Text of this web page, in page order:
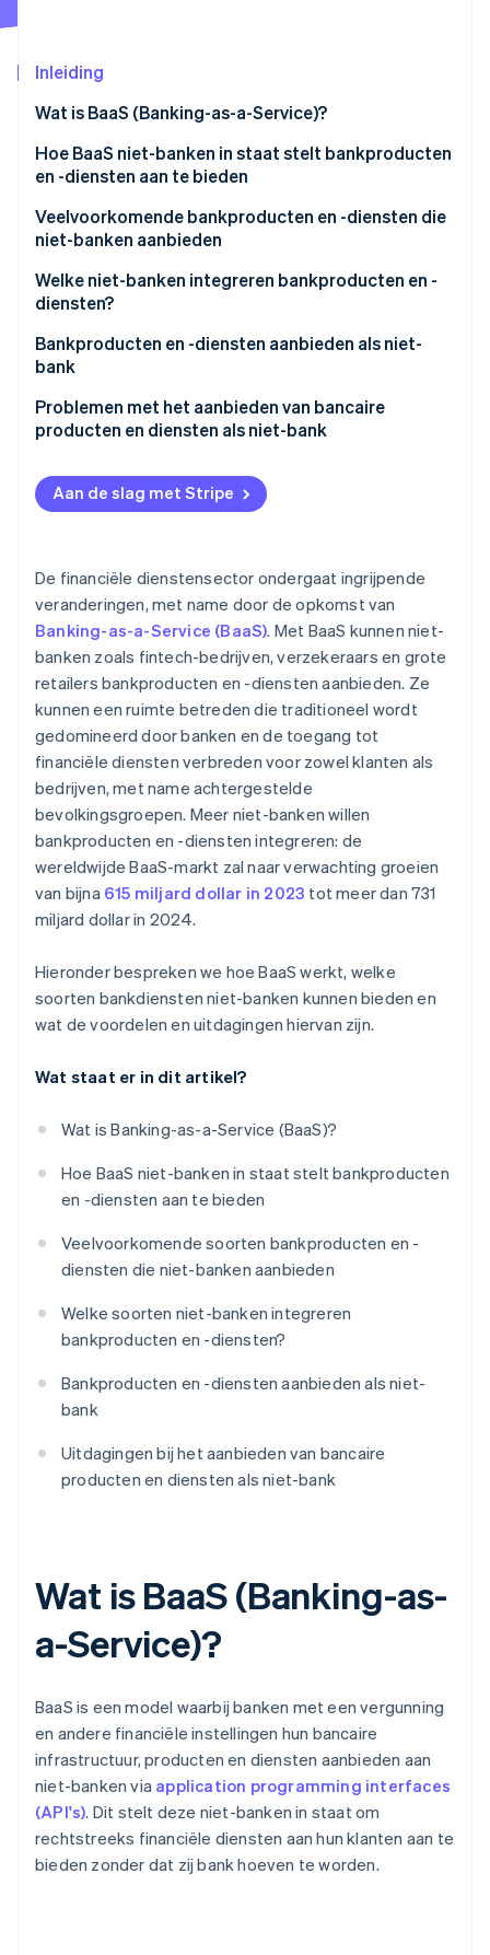
CO₂-verwijdering
Identity
Online identiteitsverificatie
Stripe Sessions 2026
Ontdek hoe Stripe de economische
Nu bekijken
Stripe App Marketplace
Inleiding
Wat is BaaS (Banking-as-a-Service)?
Hoe BaaS niet-banken in staat stelt bankproducten
en -diensten aan te bieden
Veelvoorkomende bankproducten en -diensten die
niet-banken aanbieden
Welke niet-banken integreren bankproducten en -
diensten?
Bankproducten en -diensten aanbieden als niet-
bank
Marktonderzoek
Regelgeving
Bankproducten of -diensten
Marketing en klantenwerving
Klantenondersteuning en -behoud
Problemen met het aanbieden van bancaire
producten en diensten als niet-bank
Afhankelijkheid van externe dienstverleners
Beperkte controle over de gebruikerservaring
Klantenwerving en onboarding
Verwachtingen van klanten
Verbetering en compliance
Zorgen over gegevensbeveiliging en privacy
Merkperceptie en reputatie
Aan de slag met Stripe
De financiële dienstensector ondergaat ingrijpende
veranderingen, met name door de opkomst van
Banking-as-a-Service (BaaS). Met BaaS kunnen niet-
banken zoals fintech-bedrijven, verzekeraars en grote
retailers bankproducten en -diensten aanbieden. Ze
kunnen een ruimte betreden die traditioneel wordt
gedomineerd door banken en de toegang tot
financiële diensten verbreden voor zowel klanten als
bedrijven, met name achtergestelde
bevolkingsgroepen. Meer niet-banken willen
bankproducten en -diensten integreren: de
wereldwijde BaaS-markt zal naar verwachting groeien
van bijna 615 miljard dollar in 2023 tot meer dan 731
miljard dollar in 2024.
Hieronder bespreken we hoe BaaS werkt, welke
soorten bankdiensten niet-banken kunnen bieden en
wat de voordelen en uitdagingen hiervan zijn.
Wat staat er in dit artikel?
Wat is Banking-as-a-Service (BaaS)?
Hoe BaaS niet-banken in staat stelt bankproducten
en -diensten aan te bieden
Veelvoorkomende soorten bankproducten en -
diensten die niet-banken aanbieden
Welke soorten niet-banken integreren
bankproducten en -diensten?
Bankproducten en -diensten aanbieden als niet-
bank
Uitdagingen bij het aanbieden van bancaire
producten en diensten als niet-bank
Wat is BaaS (Banking-as-
a-Service)?
BaaS is een model waarbij banken met een vergunning
en andere financiële instellingen hun bancaire
infrastructuur, producten en diensten aanbieden aan
niet-banken via application programming interfaces
(API's). Dit stelt deze niet-banken in staat om
rechtstreeks financiële diensten aan hun klanten aan te
bieden zonder dat zij bank hoeven te worden.